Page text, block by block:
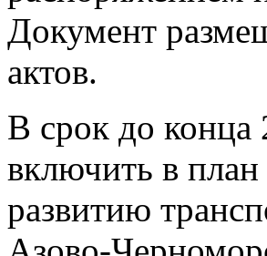
Документ
актов.
В срок до конца
включить в
развитию